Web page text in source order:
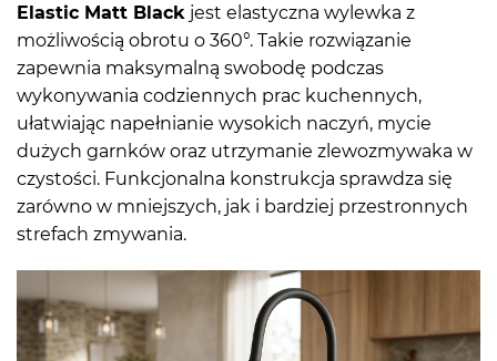
Elastic Matt Black jest elastyczna wylewka z
możliwością obrotu o 360°. Takie rozwiązanie
zapewnia maksymalną swobodę podczas
wykonywania codziennych prac kuchennych,
ułatwiając napełnianie wysokich naczyń, mycie
dużych garnków oraz utrzymanie zlewozmywaka w
czystości. Funkcjonalna konstrukcja sprawdza się
zarówno w mniejszych, jak i bardziej przestronnych
strefach zmywania.